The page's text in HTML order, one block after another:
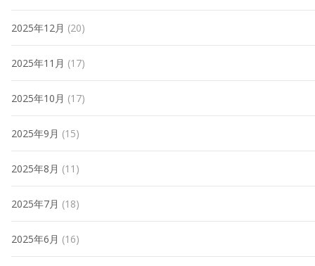
2025年12月 (20)
2025年11月 (17)
2025年10月 (17)
2025年9月 (15)
2025年8月 (11)
2025年7月 (18)
2025年6月 (16)